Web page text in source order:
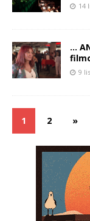
14
…
9
1 2 »